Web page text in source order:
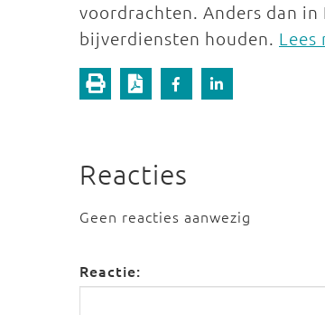
voordrachten. Anders dan
bijverdiensten houden. Lees
Reacties
Geen reacties aanwezig
Reactie: